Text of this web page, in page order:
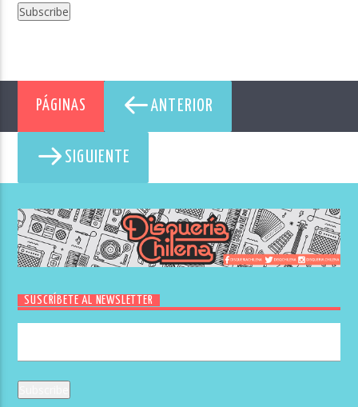
PÁGINAS ANTERIOR
SIGUIENTE
SUSCRÍBETE AL NEWSLETTER